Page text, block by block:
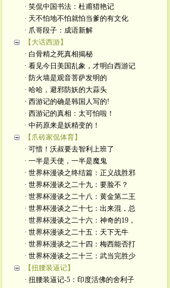
· 笑侃中国书法：杜甫猎艳记
· 天不怕地不怕就怕当爹的有文化
· 爪哥段子：成语新解
【大话西游】
· 白骨精之死真相揭秘
· 看见今日美国乱象，才明白西游记
· 防火墙是观音菩萨发明的
· 哈哈，避邪防妖的大蒜头
· 西游记的确是韩国人写的!
· 西游记的真相：太可怕啦！
· 中药原来是妖精变的！
【爪砖家侃体育】
· 可惜！沃叔要去智利上班了
· 一半是天使，一半是魔鬼
· 世界杯漫谈之终结篇：正义战胜邪
· 世界杯漫谈之二十九：要脸不？
· 世界杯漫谈之二十八：黄金第二王
· 世界杯漫谈之二十七：出来混，总
· 世界杯漫谈之二十六：神奇的19，
· 世界杯漫谈之二十五：天下无牛
· 世界杯漫谈之二十四：梅西能否打
· 世界杯漫谈之二十三：武当完胜少
【扭腰装逼记】
· 扭腰装逼记-5：印度活佛的舍利子